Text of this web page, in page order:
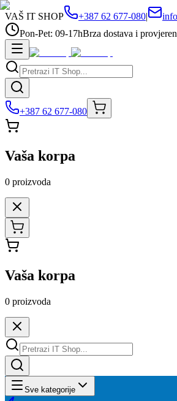
VAŠ IT SHOP +387 62 677-080|
Pon-Pet: 09-17hBrza dostava i
+387 62 677-080
Vaša korpa
0 proizvoda
Vaša korpa
0 proizvoda
Sve kategorije